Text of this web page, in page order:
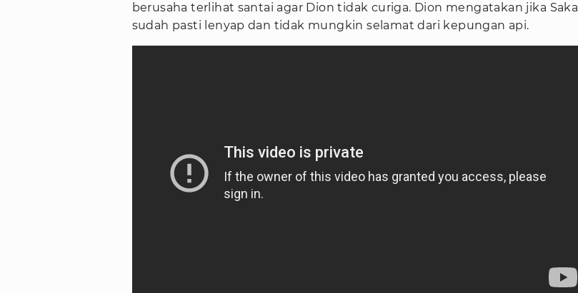
berusaha terlihat santai agar Dion tidak curiga. Dion mengatakan jika Saka
sudah pasti lenyap dan tidak mungkin selamat dari kepungan api.